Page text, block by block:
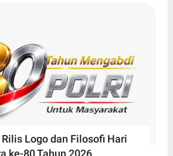
Logo dan Filosofi Hari